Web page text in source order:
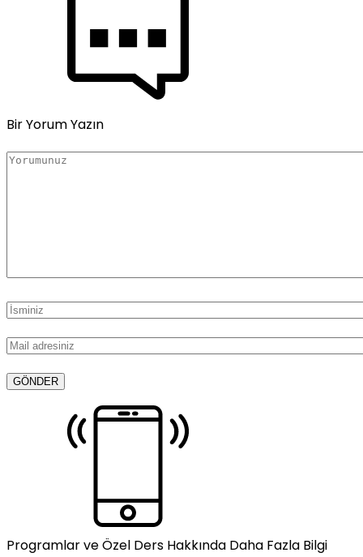
Bir Yorum Yazın
Programlar ve Özel Ders Hakkında Daha Fazla Bilgi